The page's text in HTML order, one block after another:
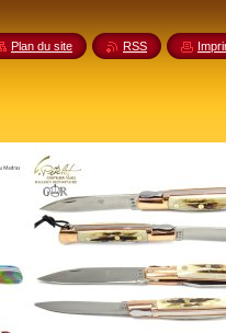
Plan du site RSS